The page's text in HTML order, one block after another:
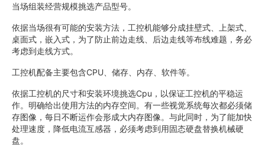
当场组装经营规模挑选产品型号。
依据当场很有可能的安装方法，工控机能够分成挂壁式、上架式、
桌面式，嵌入式，为了防止前边走线、后边走线等布线难题，务必
考虑到走线方式。
工控机配备主要包含CPU、储存、内存、软件等。
依据工控机的尺寸和安装环境挑选Cpu，以保证工控机的平稳运
作。明确给出使用方法的内存空间。有一些视觉系统每次都必须储
存图像，每日不断运作会形成大内存图像。与此同时，为了能加快
处理速度，降低电流互感器，必须考虑到用固态硬盘替换机械硬
盘。